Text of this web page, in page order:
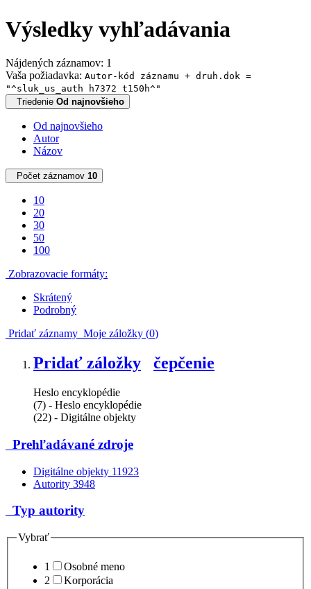
Výsledky vyhľadávania
Nájdených záznamov: 1
Vaša požiadavka: Autor-kód záznamu + druh.dok =
"^sluk_us_auth h7372 t150h^"
Triedenie Od najnovšieho
Od najnovšieho
Autor
Názov
Počet záznamov 10
10
20
30
50
100
Zobrazovacie formáty:
Skrátený
Podrobný
Pridať záznamy Moje záložky (0)
Pridať záložky čepčenie
Heslo encyklopédie
(7) - Heslo encyklopédie
(22) - Digitálne objekty
Prehľadávané zdroje
Digitálne objekty 11923
Autority 3948
Typ autority
Vybrať
1
Osobné meno
2
Korporácia